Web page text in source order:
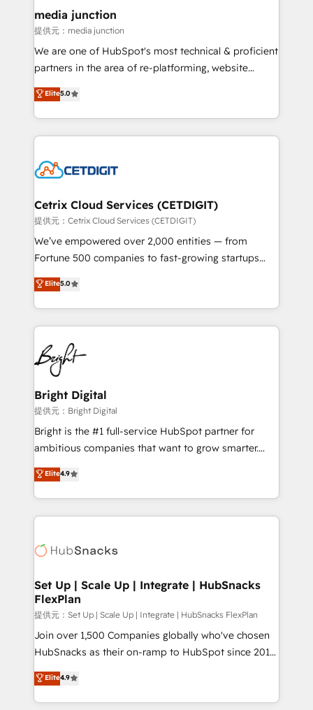
Mexico, USA, and Portugal—we've executed over a
hundred successful operations. Our approach,
rooted in RevOps principles, integrates analysis,
training, planning, and qualification. Leveraging
inbound marketing tactics, we focus on
understanding, nurturing, and converting leads.
competitive market.
media junction
提供元：media junction
We are one of HubSpot's most technical & proficient
partners in the area of re-platforming, website
design & development. We specialize in multi-hub
implementations for mid-market & enterprise
companies. We are woman-owned, powered by
coffee, and we ❤️ dogs. We produce award-winning
Impact Award 🏆2022 Technical Expertise Impact
Award 🏆2020 Elite Solutions Partner 🏆2019
Integrations HubSpot Impact Award 🏆2019
Marketing Enablement HubSpot Impact Award 🏆
2018 Website Design HubSpot Impact Award 🏆2017
Growth-Driven Design Agency of the Year 🏆2016
Sales Enablement HubSpot Impact Award 🏆2015
HubSpot COS Performance Award 🏆2014 HubSpot
COS Design Award 🏆2013 HubSpot Marketplace
Partner 📆Founded in 1997
Elite5.0
Cetrix Cloud Services (CETDIGIT)
提供元：Cetrix Cloud Services (CETDIGIT)
We’ve empowered over 2,000 entities — from
Fortune 500 companies to fast-growing startups
and nonprofits — to streamline operations, scale
revenue, and unlock the full potential of HubSpot.
With deep technical and industry expertise, we fuse
automation, integration, and AI innovation to deliver
lasting impact. We specialize in: • Turnkey and end-
to-end HubSpot implementations • Onboarding for
Sales, Service, Marketing & Content Hubs • AI voice
and chat agents, predictive automation, and smart
workflows • Salesforce + HubSpot integration •
RevOps and AI-driven sales enablement • Website
design and CMS development • ERP integration: SAP,
and CRM migration from any platform •
Client/member portals built on HubSpot • Custom
WooCommerce, BuilderTrend, and more Experience
the difference — reach out to see how AI + HubSpot
Elite5.0
Bright Digital
提供元：Bright Digital
Bright is the #1 full-service HubSpot partner for
ambitious companies that want to grow smarter.
From HubSpot onboarding, to training, from
developing a new website to lead generation and
digital marketing; we do it all (and with great
results)! In short, our services include: - HubSpot
HubSpot development: websites, custom modules,
marketing, advertising, campaigns, content and
design We connect people, data and technology to
improve customer experiences. With our bright
people, exciting ideas and can-do mentality, we
ensure revenue growth on a daily basis. So tell us
team of 100+ experts is ready for you! Driving digital
growth | www.brightdigital.com
Elite4.9
Set Up | Scale Up | Integrate | HubSnacks
FlexPlan
提供元：Set Up | Scale Up | Integrate | HubSnacks FlexPlan
Join over 1,500 Companies globally who've chosen
HubSnacks as their on-ramp to HubSpot since 2014
Simple pay-as-you-go plans that accelerate value...
1️⃣ Set Up | Onboarding New or Check-fixing existing
HubSpot portals 2️⃣ Scale Up | 100% HubSpot Task
Elite4.9